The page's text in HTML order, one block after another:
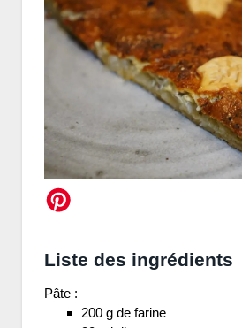
Liste des ingrédients
Pâte :
200 g de farine